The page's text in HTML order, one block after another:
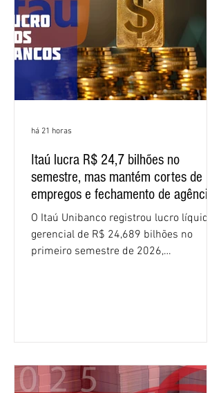
funcionários cobrou que o banco
apresente uma proposta c
Itaú lucra R$ 24,7 bilhões no
semestre, mas mantém cortes de
empregos e fechamento de agências
O Itaú Unibanco registrou lucro líquido
gerencial de R$ 24,689 bilhões no
primeiro semestre de 2026,
patrimônio líquido médio anualizado
(ROE), no Brasil, chegou a 26% no
há 21 horas